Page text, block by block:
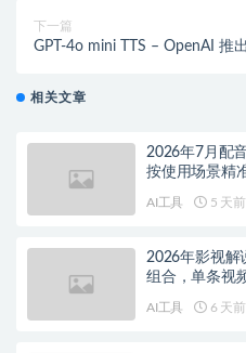
下一篇
GPT-4o mini TTS – OpenAI 推
相关文章
2026年7月配
按使用场景精
AI工具 5 天前
2026年影视解
组合，单条视
AI工具 6 天前